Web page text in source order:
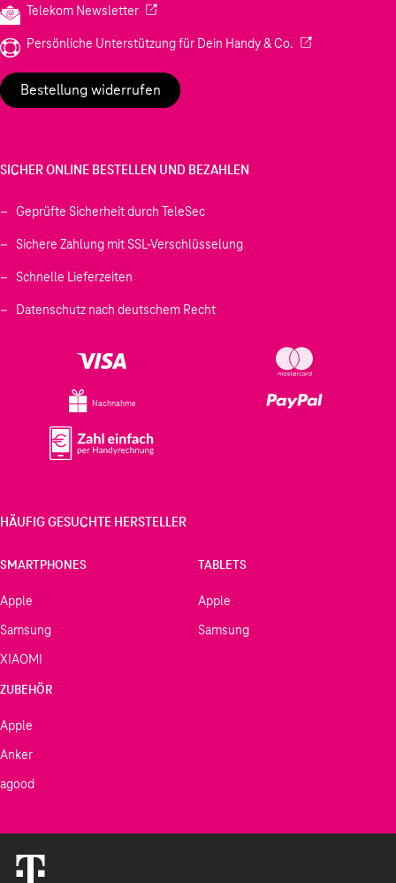
Telekom Newsletter(Wird in einem neuen Tab geöffnet)
Persönliche Unterstützung für Dein Handy & Co. (Wird in einem
Bestellung widerrufen
SICHER ONLINE BESTELLEN UND BEZAHLEN
Geprüfte Sicherheit durch TeleSec
Sichere Zahlung mit SSL-Verschlüsselung
Schnelle Lieferzeiten
Datenschutz nach deutschem Recht
Nachnahme
HÄUFIG GESUCHTE HERSTELLER
SMARTPHONES
Apple
Samsung
XIAOMI
TABLETS
Apple
Samsung
ZUBEHÖR
Apple
Anker
agood